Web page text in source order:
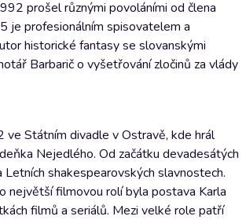
prošel různými povoláními od člena
je profesionálním spisovatelem a
historické fantasy se slovanskými
Barbarič o vyšetřování zločinů za vlády
Státním divadle v Ostravě, kde hrál
Nejedlého. Od začátku devadesátých
shakespearovských slavnostech.
největší filmovou rolí byla postava Karla
filmů a seriálů. Mezi velké role patří